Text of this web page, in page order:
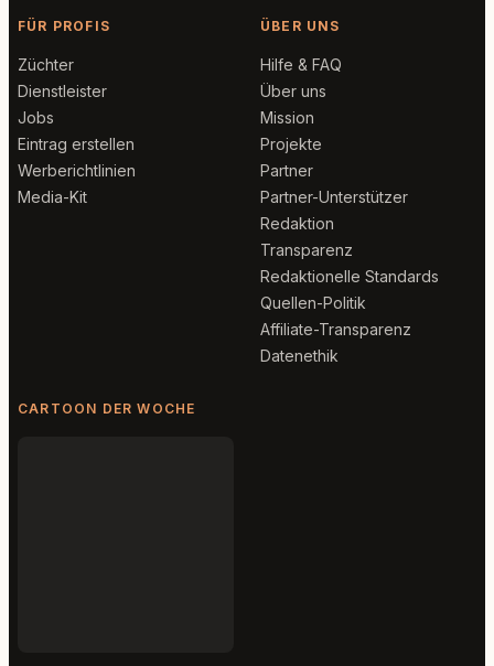
FÜR PROFIS
Züchter
Dienstleister
Jobs
Eintrag erstellen
Werberichtlinien
Media-Kit
ÜBER UNS
Hilfe & FAQ
Über uns
Mission
Projekte
Partner
Partner-Unterstützer
Redaktion
Transparenz
Redaktionelle Standards
Quellen-Politik
Affiliate-Transparenz
Datenethik
CARTOON DER WOCHE